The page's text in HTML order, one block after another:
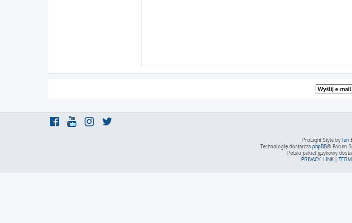
ProLight Style by Ian
Technologię dostarcza phpBB® Forum
Polski pakiet językowy
PRIVACY_LINK |